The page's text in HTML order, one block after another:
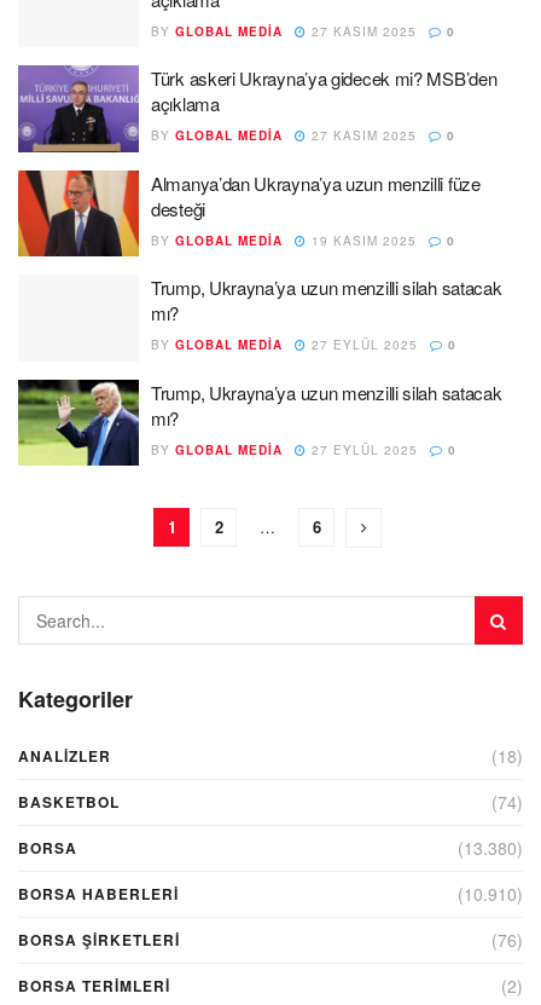
BY GLOBAL MEDIA 27 KASIM 2025 0
Türk askeri Ukrayna’ya gidecek mi? MSB’den
açıklama
BY GLOBAL MEDIA 27 KASIM 2025 0
Almanya’dan Ukrayna’ya uzun menzilli füze
desteği
BY GLOBAL MEDIA 19 KASIM 2025 0
Trump, Ukrayna’ya uzun menzilli silah satacak
mı?
BY GLOBAL MEDIA 27 EYLÜL 2025 0
Trump, Ukrayna’ya uzun menzilli silah satacak
mı?
BY GLOBAL MEDIA 27 EYLÜL 2025 0
1 2 … 6
Kategoriler
ANALIZLER (18)
BASKETBOL (74)
BORSA (13.380)
BORSA HABERLERI (10.910)
BORSA ŞIRKETLERI (76)
BORSA TERIMLERI (2)